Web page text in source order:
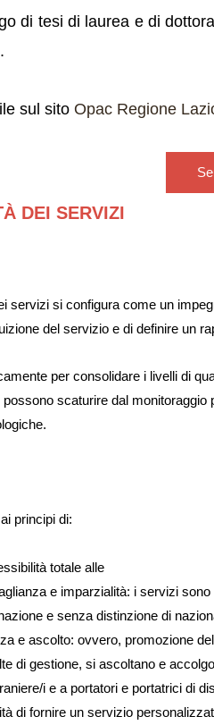
di tesi di laurea e di
sul sito Opac Regione
DEI SERVIZI
servizi si configura come un
del servizio e di definire un
per consolidare i livelli di
scaturire dal
principi di:
totale alle
e imparzialità: i servizi
e senza distinzione di
e ascolto: ovvero, promozione
di gestione, si ascoltano e
i e a portatori e portatrici di
di fornire un servizio